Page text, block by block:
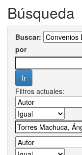
Búsqueda
Buscar:
por
Filtros actuales: